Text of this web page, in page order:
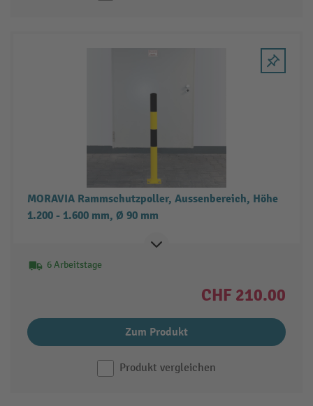
MORAVIA Rammschutzpoller, Aussenbereich, Höhe
1.200 - 1.600 mm, Ø 90 mm
6 Arbeitstage
CHF 210.00
Zum Produkt
Produkt vergleichen